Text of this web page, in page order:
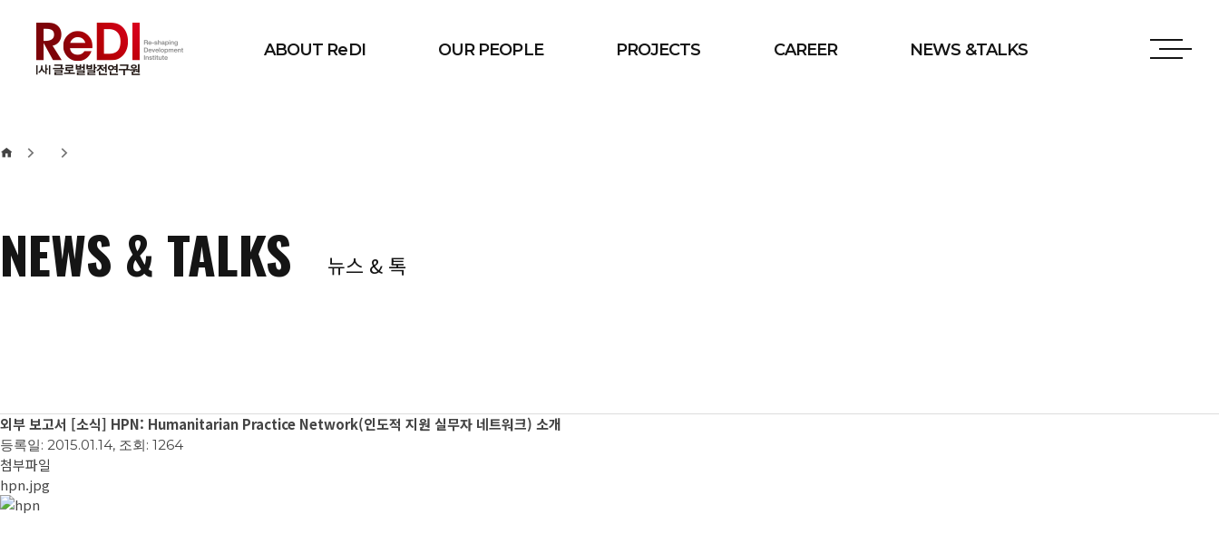
ABOUT ReDI OUR PEOPLE PROJECTS CAREER NEWS &TALKS
NEWS & TALKS 뉴스 & 톡
외부 보고서 [소식] HPN: Humanitarian Practice Network(인도적 지원 실무자 네트워크) 소개
등록일: 2015.01.14, 조회: 1264
첨부파일
hpn.jpg